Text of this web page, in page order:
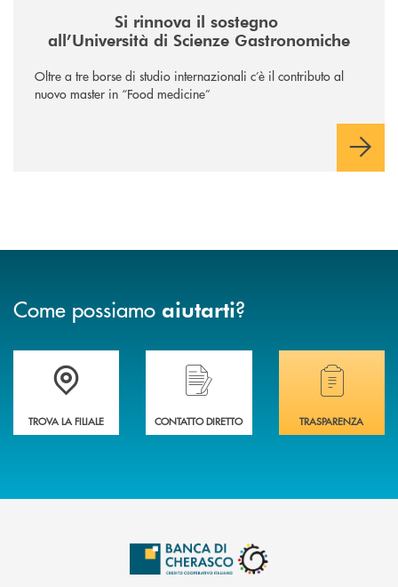
Si rinnova il sostegno
all’Università di Scienze Gastronomiche
Oltre a tre borse di studio internazionali c’è il contributo al
nuovo master in “Food medicine”
Come possiamo aiutarti?
Accedi all' elenco completo delle filiali .
TROVA LA FILIALE
Hai bisogno di assistenza immediata?
CONTATTO DIRETTO
Hai bisogno di
TRASPARENZA